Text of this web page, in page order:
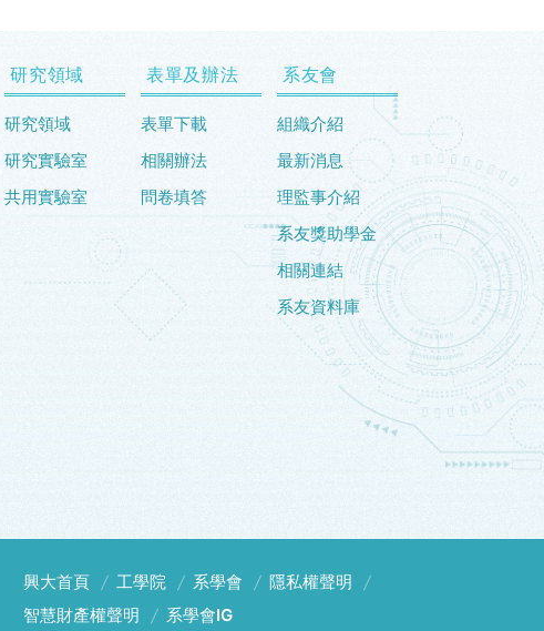
研究領域
研究領域
研究實驗室
共用實驗室
表單及辦法
表單下載
相關辦法
問卷填答
系友會
組織介紹
最新消息
理監事介紹
系友獎助學金
相關連結
系友資料庫
興大首頁 工學院 系學會
隱私權聲明
智慧財產權聲明
系學會IG